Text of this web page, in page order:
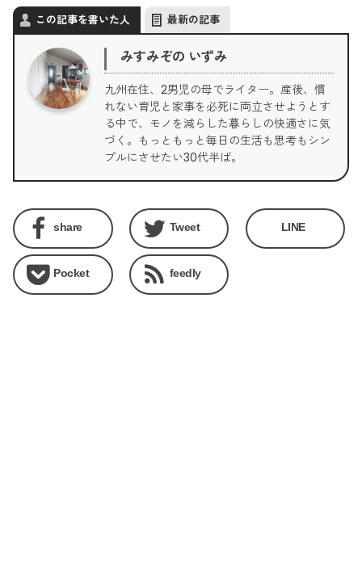
この記事を書いた人 最新の記事
みすみぞの いずみ
九州在住、2男児の母でライター。産後、慣
れない育児と家事を必死に両立させようとす
る中で、モノを減らした暮らしの快適さに気
づく。もっともっと毎日の生活も思考もシン
プルにさせたい30代半ば。
share Tweet LINE
Pocket feedly